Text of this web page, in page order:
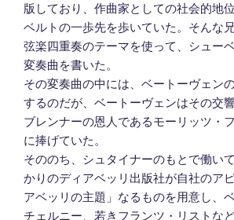
版しており、作曲家としての社会的地
ベルトの一歩先を歩いていた。そんな
弦楽四重奏のテーマを使って、シュー
変奏曲を書いた。
その変奏曲の中には、ベートーヴェン
するのだが、ベートーヴェンはその交
ブレンナーの恩人であるモーリッツ・
に捧げていた。
そののち、シュタイナーのもとで働い
かりのディアベッリ出版社が自社のア
アベッリの主題」なるものを用意し、
チェルニー、若きフランツ・リストな